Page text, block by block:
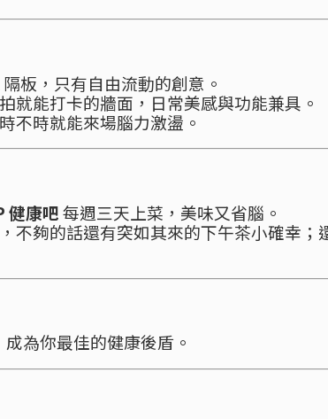
板，只有自由流動的創意。
就能打卡的牆面，日常美感與功能兼具。
不時就能來場腦力激盪。
健康吧每週三天上菜，美味又省腦。
，不夠的話還有突如其來的下午茶小確幸；
成為你最佳的健康後盾。